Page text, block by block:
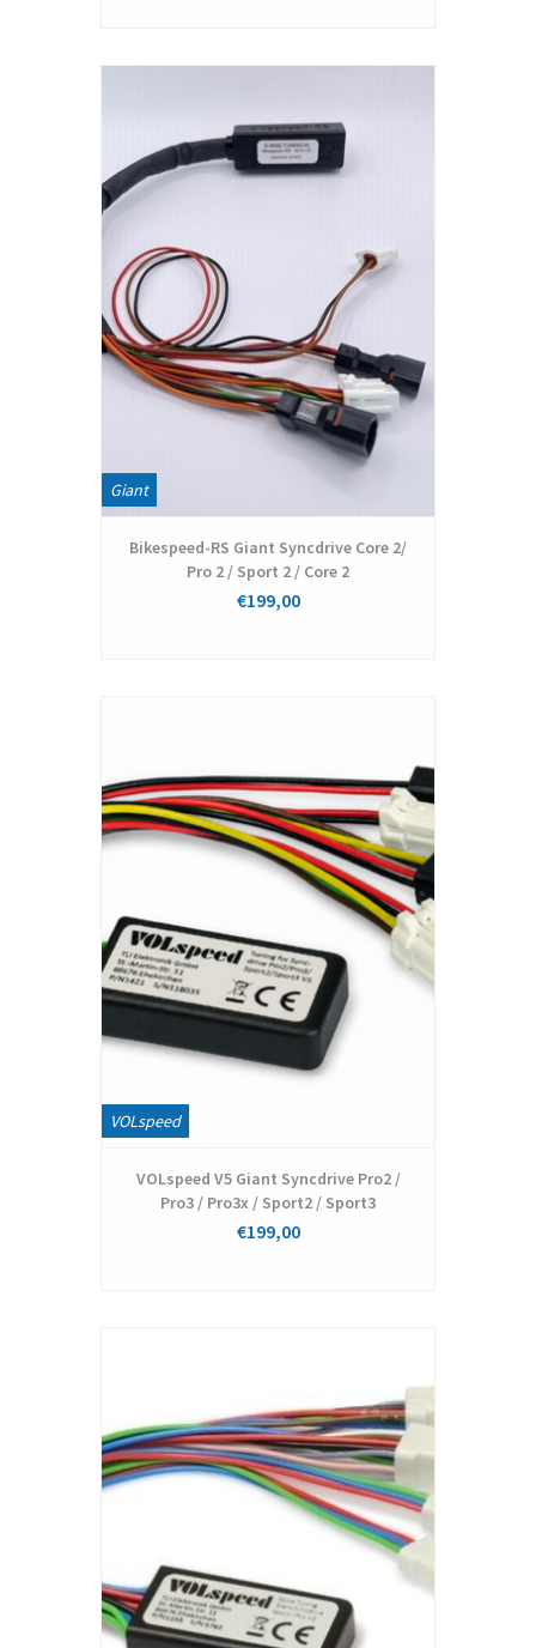
Giant
Bikespeed-RS Giant Syncdrive Core 2/
Pro 2 / Sport 2 / Core 2
€199,00
VOLspeed
VOLspeed V5 Giant Syncdrive Pro2 /
Pro3 / Pro3x / Sport2 / Sport3
€199,00